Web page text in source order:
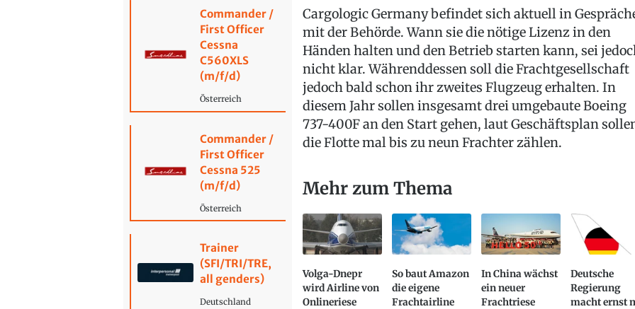
Commander /
First Officer
Cessna
C560XLS
(m/f/d)
Österreich
Commander /
First Officer
Cessna 525
(m/f/d)
Österreich
Trainer
(SFI/TRI/TRE,
all genders)
Deutschland
Cargologic Germany befindet sich aktuell in
mit der Behörde. Wann sie die nötige Lizenz in den
Händen halten und den Betrieb starten kann, sei
nicht klar. Währenddessen soll die Frachtgesellschaft
jedoch bald schon ihr zweites Flugzeug erhalten. In
diesem Jahr sollen insgesamt drei umgebaute Boeing
737-400F an den Start gehen, laut Geschäftsplan
die Flotte mal bis zu neun Frachter zählen.
Mehr zum Thema
Volga-Dnepr
wird Airline von
Onlineriese
So baut Amazon
die eigene
Frachtairline
In China wächst
ein neuer
Frachtriese
Deutsche
Regierung
macht ernst